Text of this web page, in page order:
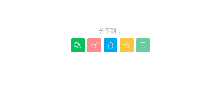
分享到：
    